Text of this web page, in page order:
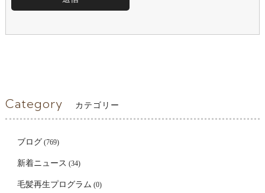
Category カテゴリー
ブログ (769)
新着ニュース (34)
毛髪再生プログラム (0)